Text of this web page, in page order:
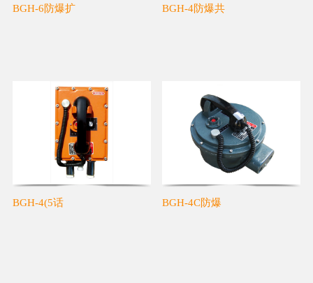
BGH-6防爆扩 BGH-4防爆共
BGH-4(5话 BGH-4C防爆